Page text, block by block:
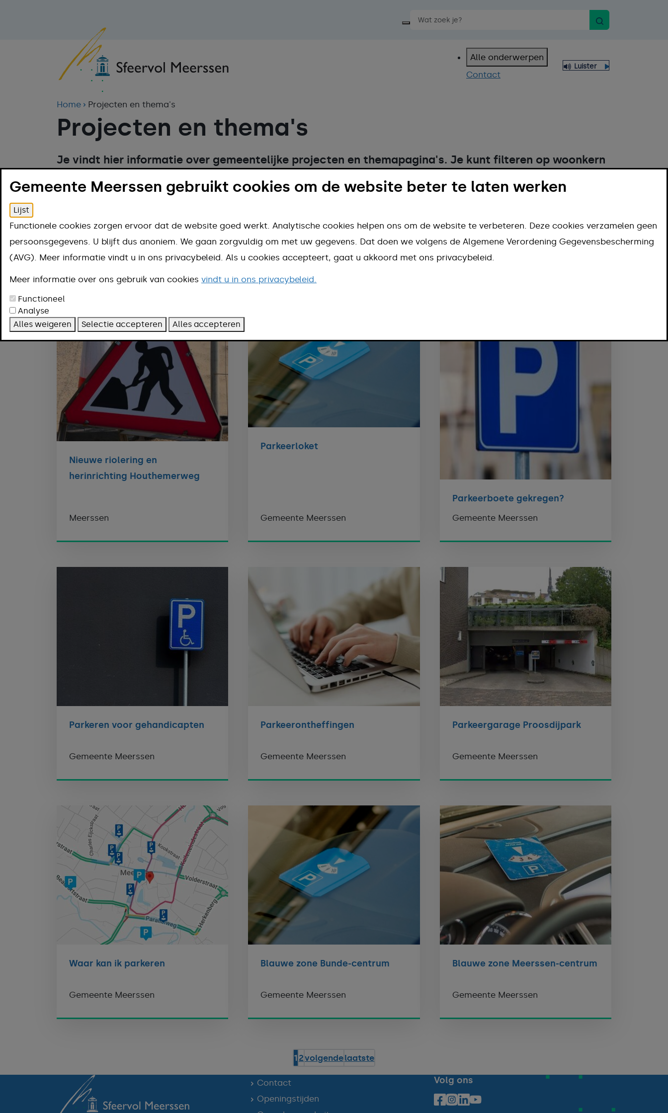
Zoeken
Alle onderwerpen
Contact
Luister
Home Projecten en thema's
Projecten en thema's
Je vindt hier informatie over gemeentelijke projecten en themapagina's. Je kunt filteren op woonkern
en op onderwerp. Heb je vragen? Mail naar
info@meerssen.nl
FilterenKern Onderwerp
Filters wissen
Nieuwe riolering en
herinrichting Houthemerweg
Meerssen
Parkeerloket
Gemeente Meerssen
Parkeerboete gekregen?
Gemeente Meerssen
Parkeren voor gehandicapten
Gemeente Meerssen
Parkeerontheffingen
Gemeente Meerssen
Parkeergarage Proosdijpark
Gemeente Meerssen
Waar kan ik parkeren
Gemeente Meerssen
Blauwe zone Bunde-centrum
Gemeente Meerssen
Blauwe zone Meerssen-centrum
Gemeente Meerssen
1 2volgendelaatste
Contact
Openingstijden
Volg ons
Gemeente Meerssen gebruikt cookies om de website beter te laten werken
Lijst
Functionele cookies zorgen ervoor dat de website goed werkt. Analytische cookies helpen ons om de website te verbeteren. Deze cookies verzamelen geen
persoonsgegevens. U blijft dus anoniem. We gaan zorgvuldig om met uw gegevens. Dat doen we volgens de Algemene Verordening Gegevensbescherming
(AVG). Meer informatie vindt u in ons privacybeleid. Als u cookies accepteert, gaat u akkoord met ons privacybeleid.
Meer informatie over ons gebruik van cookies vindt u in ons privacybeleid.
Functioneel
Analyse
Alles weigeren
Selectie accepteren Alles accepteren